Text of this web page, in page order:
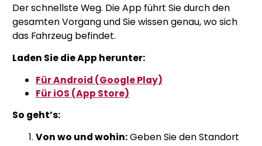
Der schnellste Weg. Die App führt Sie durch den
gesamten Vorgang und Sie wissen genau, wo sich
das Fahrzeug befindet.
Laden Sie die App herunter:
Für Android (Google Play)
Für iOS (App Store)
So geht’s:
Von wo und wohin:Geben Sie den Standort